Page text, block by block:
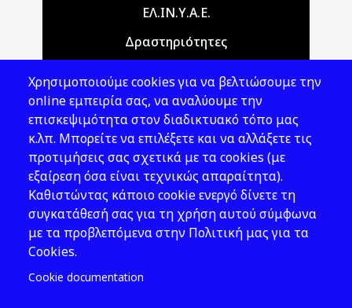
Main navigationΕΛ.ΙΝ.Υ.Α.Ε.
Δραστηριότητες
Νομοθεσία
Εκδόσεις
Νέα - Εκδηλώσεις
Ακολουθήστε μας
Χρησιμοποιούμε cookies για να βελτιώσουμε την
online εμπειρία σας, να αναλύουμε την
επισκεψιμότητα στον διαδικτυακό τόπο μας
κ.λπ. Μπορείτε να επιλέξετε και να αλλάξετε τις
προτιμήσεις σας σχετικά με τα cookies (με
εξαίρεση όσα είναι τεχνικώς απαραίτητα).
Καθιστώντας κάποιο cookie ενεργό δίνετε τη
συγκατάθεσή σας για τη χρήση αυτού σύμφωνα
με τα προβλεπόμενα στην Πολιτική μας για τα
Cookies.
Cookie documentation